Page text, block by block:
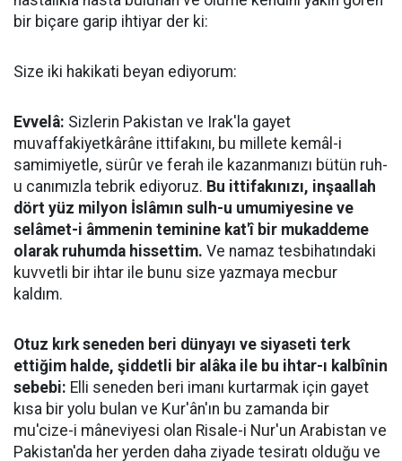
bir biçare garip ihtiyar der ki:
Size iki hakikati beyan ediyorum:
Evvelâ: Sizlerin Pakistan ve Irak'la gayet
muvaffakiyetkârâne ittifakını, bu millete kemâl-i
samimiyetle, sürûr ve ferah ile kazanmanızı bütün ruh-
u canımızla tebrik ediyoruz. Bu ittifakınızı, inşaallah
dört yüz milyon İslâmın sulh-u umumiyesine ve
selâmet-i âmmenin teminine kat'î bir mukaddeme
olarak ruhumda hissettim. Ve namaz tesbihatındaki
kuvvetli bir ihtar ile bunu size yazmaya mecbur
kaldım.
Otuz kırk seneden beri dünyayı ve siyaseti terk
ettiğim halde, şiddetli bir alâka ile bu ihtar-ı kalbînin
sebebi: Elli seneden beri imanı kurtarmak için gayet
kısa bir yolu bulan ve Kur'ân'ın bu zamanda bir
mu'cize-i mâneviyesi olan Risale-i Nur'un Arabistan ve
Pakistan'da her yerden daha ziyade tesiratı olduğu ve